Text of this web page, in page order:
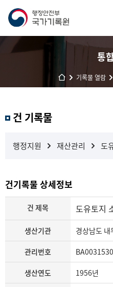
통
기록물 열람
과 건 기록물
행정지원 재산관리 도
건기록물 상세정보
건 제목 도유토지
생산기관 경상남도
관리번호 BA0031530
생산연도 1956년